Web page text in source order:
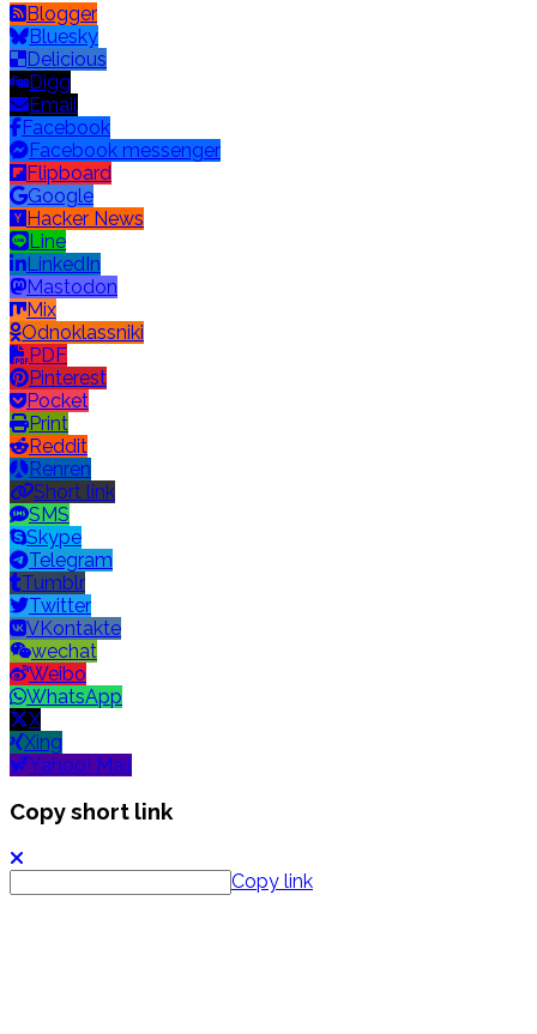
Blogger
Bluesky
Delicious
Digg
Email
Facebook
Facebook messenger
Flipboard
Google
Hacker News
Line
LinkedIn
Mastodon
Mix
Odnoklassniki
PDF
Pinterest
Pocket
Print
Reddit
Renren
Short link
SMS
Skype
Telegram
Tumblr
Twitter
VKontakte
wechat
Weibo
WhatsApp
X
Xing
Yahoo! Mail
Copy short link
Copy link